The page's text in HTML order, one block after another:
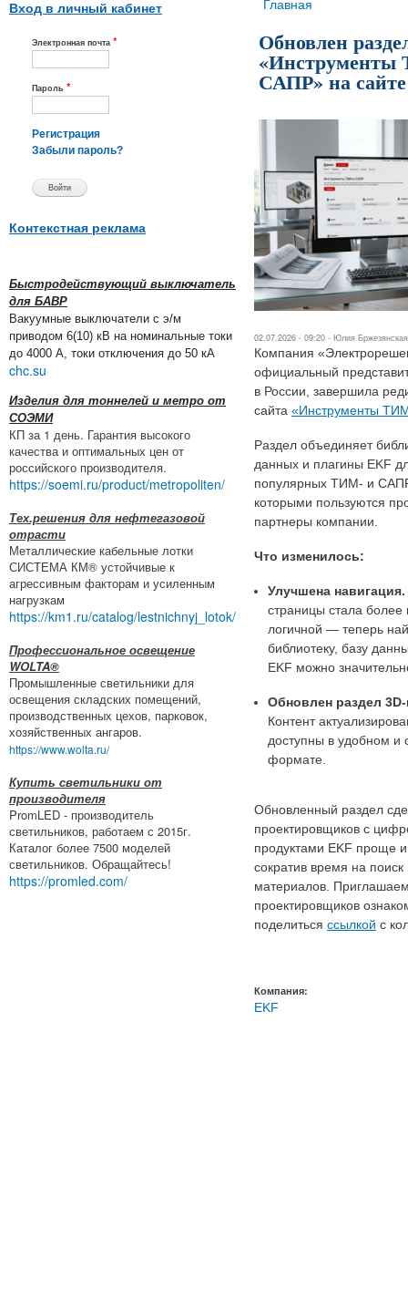
Вход в личный кабинет
Электронная почта *
Пароль *
Регистрация
Забыли пароль?
Контекстная реклама
Быстродействующий выключатель
для БАВР
Вакуумные выключатели с э/м
приводом 6(10) кВ на номинальные токи
до 4000 А, токи отключения до 50 кА
chc.su
Изделия для тоннелей и метро от
СОЭМИ
КП за 1 день. Гарантия высокого
качества и оптимальных цен от
российского производителя.
https://soemi.ru/product/metropoliten/
Тех.решения для нефтегазовой
отрасти
Металлические кабельные лотки
СИСТЕМА КМ® устойчивые к
агрессивным факторам и усиленным
нагрузкам
https://km1.ru/catalog/lestnichnyj_lotok/
Профессиональное освещение
WOLTA®
Промышленные светильники для
освещения складских помещений,
производственных цехов, парковок,
хозяйственных ангаров.
https://www.wolta.ru/
Купить светильники от
производителя
PromLED - производитель
светильников, работаем с 2015г.
Каталог более 7500 моделей
светильников. Обращайтесь!
https://promled.com/
Вы здесь
Главная
Обновлен
САПР» на
02.07.2026 - 09:20 - Юлия Бржезянская
Компания
официальный
в России, завершила
сайта «Инструменты
Раздел объединяет
данных и плагины EKF
популярных ТИМ- и
которыми пользуются
партнеры компании.
Что изменилось:
Улучшена навигация.
страницы стала более
логичной — теперь
библиотеку, базу
EKF можно
Обновлен раздел
Контент
доступны в удобном и
формате.
Обновленный раздел
проектировщиков с
продуктами EKF проще
сократив время на
материалов.
проектировщиков
поделиться ссылкой с
Компания:
EKF